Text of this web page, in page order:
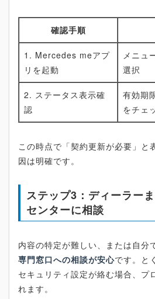
確認手順
1. Mercedes meアプ
リを起動
メニュ
選択
2. ステータス表示確
認
有効期
をチェ
この時点で「契約更新が必要」と
因は明確です。
ステップ3：ディーラー
センターに相談
内容の特定が難しい、または自分
専門窓口への相談が安心です。と
セキュリティ設定が絡む場合、プ
れます。